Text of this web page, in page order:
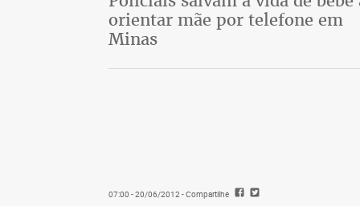
orientar mãe por telefone em
Minas
07:00 - 20/06/2012- Compartilhe